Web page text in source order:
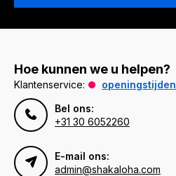
Hoe kunnen we u helpen?
Klantenservice:
openingstijden
Bel ons:
+31 30 6052260
E-mail ons:
admin@shakaloha.com